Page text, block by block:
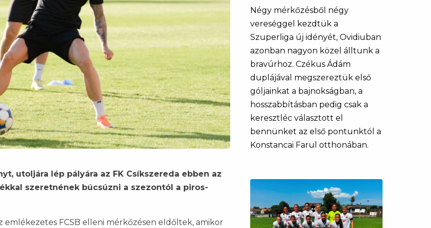
utoljára lép pályára az FK Csíkszereda ebben az
szeretnének búcsúzni a szezontól a piros-
FCSB elleni mérkőzésen eldőltek, amikor
Négy mérkőzésből négy
vereséggel kezdtük a
Szuperliga új idényét, Ovidiuban
azonban nagyon közel álltunk a
bravúrhoz. Czékus Ádám
duplájával megszereztük első
góljainkat a bajnokságban, a
hosszabbításban pedig csak a
keresztléc választott el
bennünket az első pontunktól a
Konstancai Farul otthonában.